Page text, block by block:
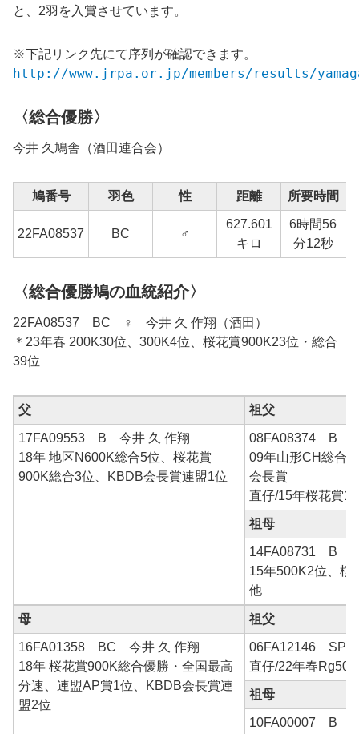
と、2羽を入賞させています。
※下記リンク先にて序列が確認できます。
http://www.jrpa.or.jp/members/results/
〈総合優勝〉
今井 久 鳩舎（酒田連合会）
鳩番号 羽色 性 距離 所要時間
22FA08537 BC ♂
627.601
キロ
6時間56
分12秒
〈総合優勝鳩の血統紹介〉
22FA08537 BC ♀ 今井 久 作翔（酒田）
＊23年春 200K30位、300K4位、桜花賞900K23位・総合
39位
父 祖父
17FA09553 B 今井 久 作翔
18年 地区N600K総合5位、桜花賞
900K総合3位、KBDB会長賞連盟1位
08FA08374 B
09年山形CH総合
会長賞
直仔/15年桜花賞
祖母
14FA08731 B
15年500K2位、桜
他
母 祖父
16FA01358 BC 今井 久 作翔
18年 桜花賞900K総合優勝・全国最高
分速、連盟AP賞1位、KBDB会長賞連
盟2位
06FA12146
直仔/22年春
祖母
10FA00007 B